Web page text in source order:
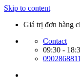
Skip to content
Giá trị đơn hàng
Contact
09:30 -
0902868811